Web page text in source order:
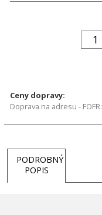
Ceny dopravy:
Doprava na adresu - FOFR:
PODROBNÝ
POPIS